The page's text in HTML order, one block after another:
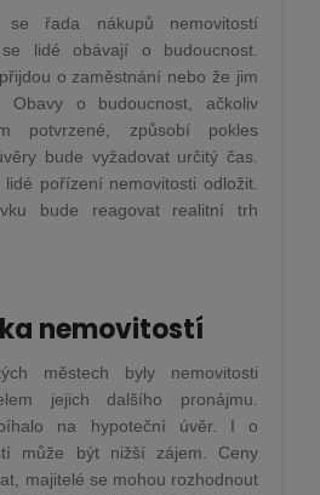
řada nákupů nemovitostí
lidé obávají o budoucnost.
o zaměstnání nebo že jim
Obavy o budoucnost, ačkoliv
potvrzené, způsobí pokles
bude vyžadovat určitý čas.
pořízení nemovitosti odložit.
bude reagovat realitní trh
nemovitostí
městech byly nemovitosti
jejich dalšího pronájmu.
na hypoteční úvěr. I o
může být nižší zájem. Ceny
majitelé se mohou rozhodnout